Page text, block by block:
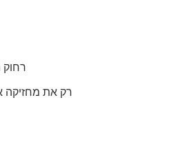
רחוק
רק את מחזיקה